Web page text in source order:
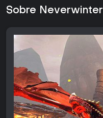
Sobre Neverwinter